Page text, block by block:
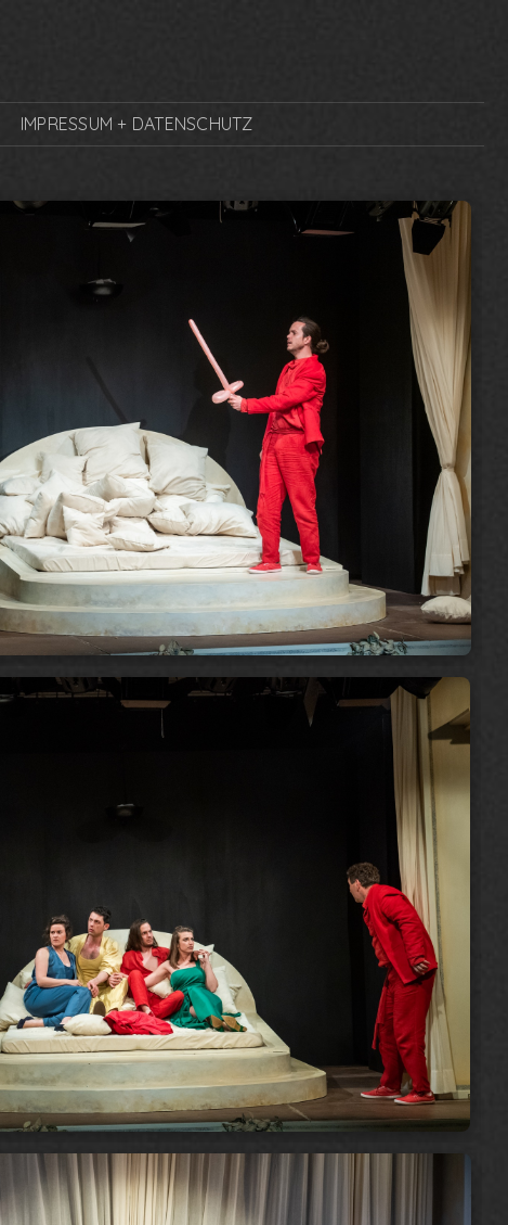
IMPRESSUM + DATENSCHUTZ